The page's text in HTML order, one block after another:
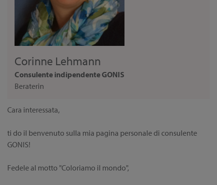
Corinne Lehmann
Consulente indipendente GONIS
Beraterin
Cara interessata,
ti do il benvenuto sulla mia pagina personale di consulente
GONIS!
Fedele al motto "Coloriamo il mondo",